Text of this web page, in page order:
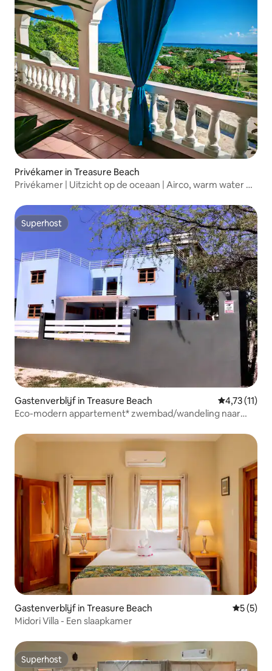
Privékamer in Treasure Beach
Privékamer | Uitzicht op de oceaan | Airco, warm water en
Superhost
Superhost
Gastenverblijf in Treasure Beach Gemiddelde
4,73 (11)
Eco-modern appartement* zwembad/wandeling naar
Gastenverblijf in Treasure Beach
5 (5)
Midori Villa - Een slaapkamer
Superhost
Superhost